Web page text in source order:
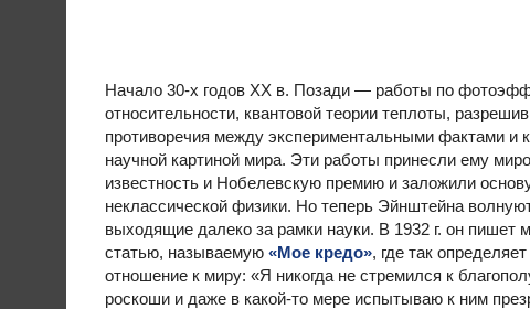
Начало 30-х годов ХХ в. Позади — работы по
относительности, квантовой теории теплоты,
противоречия между экспериментальными фактами и
научной картиной мира. Эти работы принесли ему
известность и Нобелевскую премию и заложили
неклассической физики. Но теперь Эйнштейна
выходящие далеко за рамки науки. В 1932 г. он пишет
статью, называемую «Мое кредо», где так
отношение к миру: «Я никогда не стремился к
роскоши и даже в какой-то мере испытываю к ним